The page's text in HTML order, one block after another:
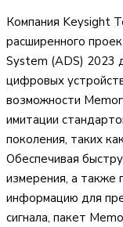
Компания Keysight
расширенного
System (ADS) 2023
цифровых
возможности
имитации
поколения, таких
Обеспечивая
измерения, а также
информацию для
сигнала, пакет